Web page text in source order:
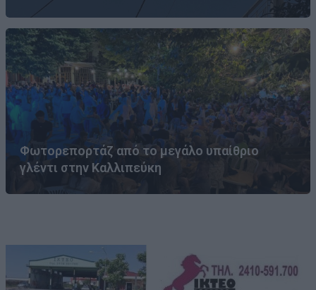
Φωτορεπορτάζ από το μεγάλο υπαίθριο
γλέντι στην Καλλιπεύκη